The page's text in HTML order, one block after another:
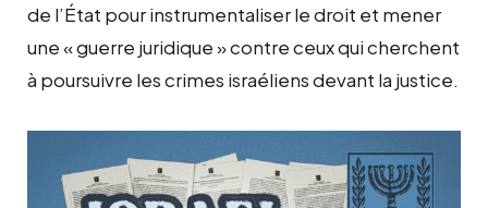
de l’État pour instrumentaliser le droit et mener
une « guerre juridique » contre ceux qui cherchent
à poursuivre les crimes israéliens devant la justice.